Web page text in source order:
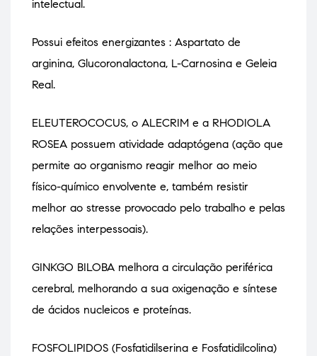
intelectual.
Possui efeitos energizantes : Aspartato de
arginina, Glucoronalactona, L-Carnosina e Geleia
Real.
ELEUTEROCOCUS, o ALECRIM e a RHODIOLA
ROSEA possuem atividade adaptógena (ação que
permite ao organismo reagir melhor ao meio
físico-químico envolvente e, também resistir
melhor ao stresse provocado pelo trabalho e pelas
relações interpessoais).
GINKGO BILOBA melhora a circulação periférica
cerebral, melhorando a sua oxigenação e síntese
de ácidos nucleicos e proteínas.
FOSFOLIPIDOS (Fosfatidilserina e Fosfatidilcolina)